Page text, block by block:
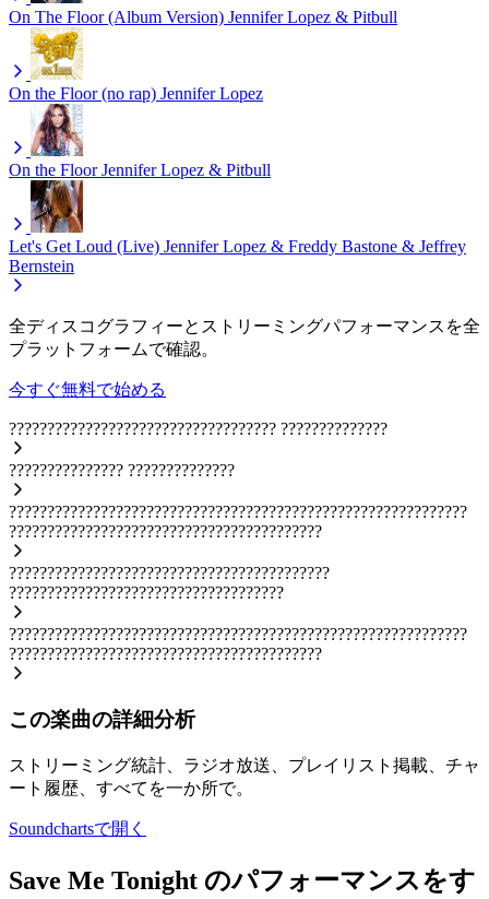
On The Floor (Album Version) Jennifer Lopez & Pitbull
On the Floor (no rap) Jennifer Lopez
On the Floor Jennifer Lopez & Pitbull
Let's Get Loud (Live) Jennifer Lopez & Freddy Bastone & Jeffrey
Bernstein
全ディスコグラフィーとストリーミングパフォーマンスを全
プラットフォームで確認。
今すぐ無料で始める
??????????????????????????????????? ??????????????
??????????????? ??????????????
????????????????????????????????????????????????????????????
?????????????????????????????????????????
??????????????????????????????????????????
????????????????????????????????????
????????????????????????????????????????????????????????????
?????????????????????????????????????????
この楽曲の詳細分析
ストリーミング統計、ラジオ放送、プレイリスト掲載、チャ
ート履歴、すべてを一か所で。
Soundchartsで開く
Save Me Tonight のパフォーマンスをす